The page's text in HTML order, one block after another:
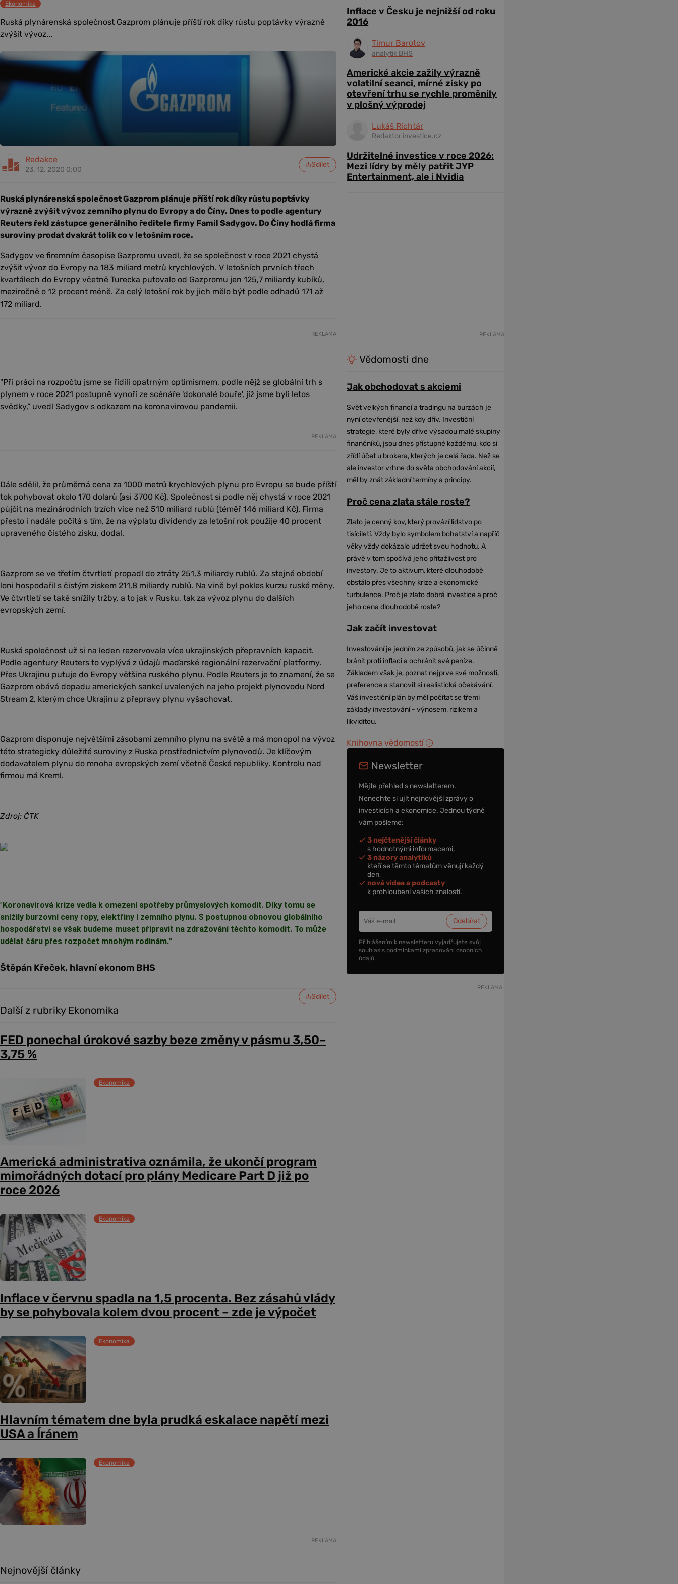
Ekonomika
Ruská plynárenská společnost Gazprom plánuje příští rok díky růstu poptávky výrazně
zvýšit vývoz...
Redakce
23. 12. 2020 0:00
Sdílet
Ruská plynárenská společnost Gazprom plánuje příští rok díky růstu poptávky
výrazně zvýšit vývoz zemního plynu do Evropy a do Číny. Dnes to podle agentury
Reuters řekl zástupce generálního ředitele firmy Famil Sadygov. Do Číny hodlá firma
suroviny prodat dvakrát tolik co v letošním roce.
Sadygov ve firemním časopise Gazpromu uvedl, že se společnost v roce 2021 chystá
zvýšit vývoz do Evropy na 183 miliard metrů krychlových. V letošních prvních třech
kvartálech do Evropy včetně Turecka putovalo od Gazpromu jen 125,7 miliardy kubíků,
meziročně o 12 procent méně. Za celý letošní rok by jich mělo být podle odhadů 171 až
172 miliard.
REKLAMA
"Při práci na rozpočtu jsme se řídili opatrným optimismem, podle nějž se globální trh s
plynem v roce 2021 postupně vynoří ze scénáře 'dokonalé bouře', jíž jsme byli letos
svědky,“ uvedl Sadygov s odkazem na koronavirovou pandemii.
REKLAMA
Dále sdělil, že průměrná cena za 1000 metrů krychlových plynu pro Evropu se bude příští
tok pohybovat okolo 170 dolarů (asi 3700 Kč). Společnost si podle něj chystá v roce 2021
půjčit na mezinárodních trzích více než 510 miliard rublů (téměř 146 miliard Kč). Firma
přesto i nadále počítá s tím, že na výplatu dividendy za letošní rok použije 40 procent
upraveného čistého zisku, dodal.
Gazprom se ve třetím čtvrtletí propadl do ztráty 251,3 miliardy rublů. Za stejné období
loni hospodařil s čistým ziskem 211,8 miliardy rublů. Na vině byl pokles kurzu ruské měny.
Ve čtvrtletí se také snížily tržby, a to jak v Rusku, tak za vývoz plynu do dalších
evropských zemí.
Ruská společnost už si na leden rezervovala více ukrajinských přepravních kapacit.
Podle agentury Reuters to vyplývá z údajů maďarské regionální rezervační platformy.
Přes Ukrajinu putuje do Evropy většina ruského plynu. Podle Reuters je to znamení, že se
Gazprom obává dopadu amerických sankcí uvalených na jeho projekt plynovodu Nord
Stream 2, kterým chce Ukrajinu z přepravy plynu vyšachovat.
Gazprom disponuje největšími zásobami zemního plynu na světě a má monopol na vývoz
této strategicky důležité suroviny z Ruska prostřednictvím plynovodů. Je klíčovým
dodavatelem plynu do mnoha evropských zemí včetně České republiky. Kontrolu nad
firmou má Kreml.
Zdroj: ČTK
"Koronavirová krize vedla k omezení spotřeby průmyslových komodit. Díky tomu se
snížily burzovní ceny ropy, elektřiny i zemního plynu. S postupnou obnovou globálního
hospodářství se však budeme muset připravit na zdražování těchto komodit. To může
udělat čáru přes rozpočet mnohým rodinám."
Štěpán Křeček, hlavní ekonom BHS
Sdílet
Další z rubriky Ekonomika
FED ponechal úrokové sazby beze změny v pásmu 3,50–
3,75 %
Ekonomika
Americká administrativa oznámila, že ukončí program
mimořádných dotací pro plány Medicare Part D již po
roce 2026
Ekonomika
Inflace v červnu spadla na 1,5 procenta. Bez zásahů vlády
by se pohybovala kolem dvou procent – zde je výpočet
Ekonomika
Hlavním tématem dne byla prudká eskalace napětí mezi
USA a Íránem
Ekonomika
REKLAMA
Nejnovější články
Inflace v Česku je nejnižší od roku
2016
Timur Barotov
analytik BHS
Americké akcie zažily výrazně
volatilní seanci, mírné zisky po
otevření trhu se rychle proměnily
v plošný výprodej
Lukáš Richtár
Redaktor investice.cz
Udržitelné investice v roce 2026:
Mezi lídry by měly patřit JYP
Entertainment, ale i Nvidia
REKLAMA
Vědomosti dne
Jak obchodovat s akciemi
Svět velkých financí a tradingu na burzách je
nyní otevřenější, než kdy dřív. Investiční
strategie, které byly dříve výsadou malé skupiny
finančníků, jsou dnes přístupné každému, kdo si
zřídí účet u brokera, kterých je celá řada. Než se
ale investor vrhne do světa obchodování akcií,
měl by znát základní termíny a principy.
Proč cena zlata stále roste?
Zlato je cenný kov, který provází lidstvo po
tisíciletí. Vždy bylo symbolem bohatství a napříč
věky vždy dokázalo udržet svou hodnotu. A
právě v tom spočívá jeho přitažlivost pro
investory. Je to aktivum, které dlouhodobě
obstálo přes všechny krize a ekonomické
turbulence. Proč je zlato dobrá investice a proč
jeho cena dlouhodobě roste?
Jak začít investovat
Investování je jedním ze způsobů, jak se účinně
bránit proti inflaci a ochránit své peníze.
Základem však je, poznat nejprve své možnosti,
preference a stanovit si realistická očekávání.
Váš investiční plán by měl počítat se třemi
základy investování - výnosem, rizikem a
likviditou.
Knihovna vědomostí
Newsletter
Mějte přehled s newsletterem.
Nenechte si ujít nejnovější zprávy o
investicích a ekonomice. Jednou týdně
vám pošleme:
3 nejčtenější články
s hodnotnými informacemi,
3 názory analytiků
kteří se těmto tématům věnují každý
den,
nová videa a podcasty
k prohloubení vašich znalostí.
Přihlášením k newsletteru vyjadřujete svůj
souhlas s podmínkami zpracování osobních
údajů.
REKLAMA